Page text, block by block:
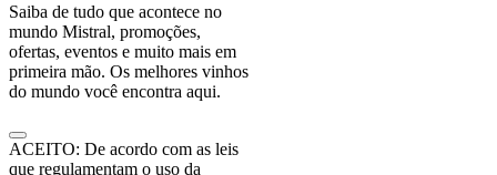
Saiba de tudo que acontece no
mundo Mistral, promoções,
ofertas, eventos e muito mais em
primeira mão. Os melhores vinhos
do mundo você encontra aqui.
ACEITO: De acordo com as leis
que regulamentam o uso da